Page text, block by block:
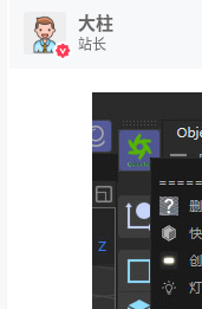
大柱
站长